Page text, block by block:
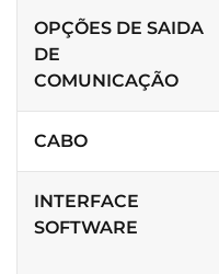
OPÇÕES DE SAIDA
DE
COMUNICAÇÃO
CABO
INTERFACE
SOFTWARE